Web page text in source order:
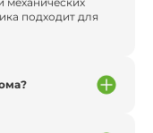
подходит для